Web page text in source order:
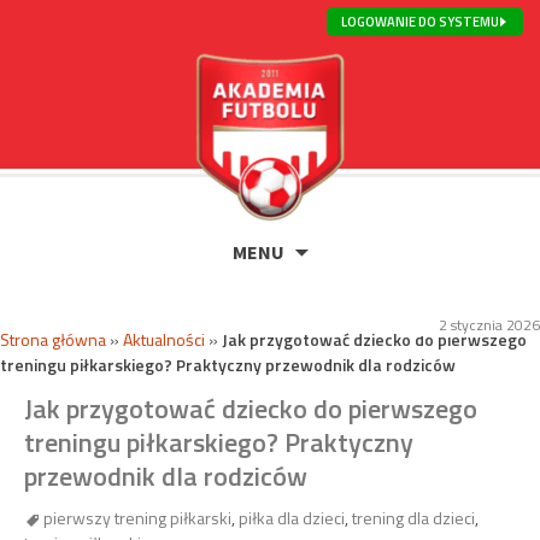
LOGOWANIE DO SYSTEMU
MENU
Strona główna»Aktualności » Jak przygotować dziecko do pierwszego
treningu piłkarskiego? Praktyczny przewodnik dla rodziców
Jak przygotować dziecko do pierwszego
treningu piłkarskiego? Praktyczny
przewodnik dla rodziców
2 stycznia 2026
pierwszy trening piłkarski,piłka dla dzieci,trening dla dzieci,